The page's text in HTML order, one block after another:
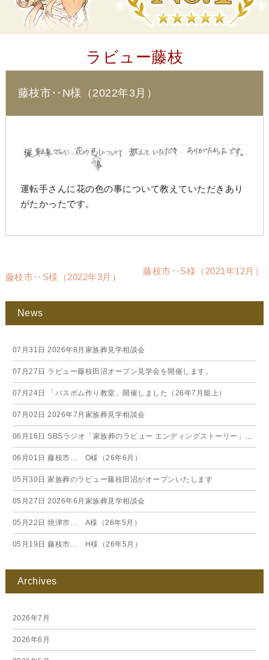
ラビュー藤枝
藤枝市‥N様（2022年3月）
運転手さんに花の色の事について教えていただきあり
がたかったです。
藤枝市‥S様（2022年3月）
藤枝市‥S様（2021年12月）
News
07月31日 2026年8月家族葬見学相談会
07月27日 ラビュー藤枝田沼オープン見学会を開催します。
07月24日 「バスボム作り教室」開催しました（26年7月籠上）
07月02日 2026年7月家族葬見学相談会
06月16日 SBSラジオ「家族葬のラビュー エンディングストーリー」に弊社スタッフが出演いたしました（26年6月）
06月01日 藤枝市… O様（26年6月）
05月30日 家族葬のラビュー藤枝田沼がオープンいたします
05月27日 2026年6月家族葬見学相談会
05月22日 焼津市… A様（26年5月）
05月19日 藤枝市… H様（26年5月）
Archives
2026年7月
2026年6月